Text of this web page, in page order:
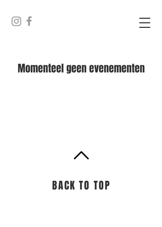
Momenteel geen evenementen
BACK TO TOP